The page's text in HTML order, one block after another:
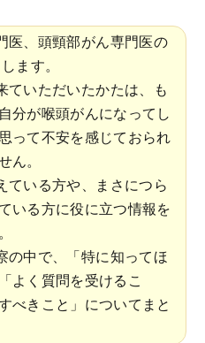
医、頭頸部がん専門医の
ます。
ていただいたかたは、も
分が喉頭がんになってし
って不安を感じておられ
ん。
ている方や、まさにつら
いる方に役に立つ情報を
の中で、「特に知ってほ
よく質問を受けるこ
べきこと」についてまと